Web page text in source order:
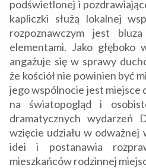
podświetlonej i
kapliczki służą lokalnej
rozpoznawczym jest
elementami. Jako głęboko
angażuje się w sprawy
że kościół nie powinien być
jego wspólnocie jest miejsce
na światopogląd i
dramatycznych wydarzeń
wzięcie udziału w
idei i postanawia
mieszkańców rodzinnej